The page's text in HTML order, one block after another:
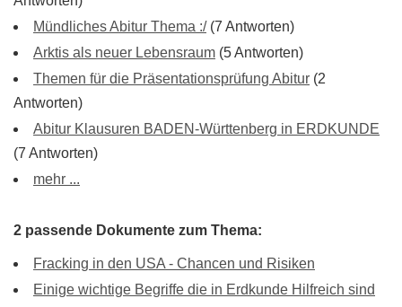
Mündliches Abitur Thema :/(7 Antworten)
Arktis als neuer Lebensraum (5 Antworten)
Themen für die Präsentationsprüfung Abitur (2
Antworten)
Abitur Klausuren BADEN-Württenberg in ERDKUNDE
(7 Antworten)
mehr ...
2 passende Dokumente zum Thema:
Fracking in den USA - Chancen und Risiken
Einige wichtige Begriffe die in Erdkunde Hilfreich sind